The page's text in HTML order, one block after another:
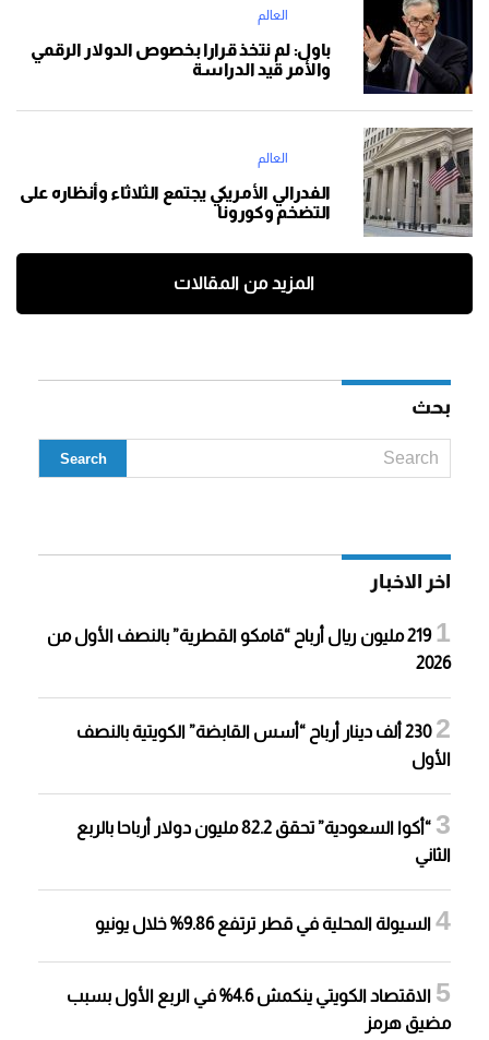
العالم
باول: لم نتخذ قرارا بخصوص الدولار الرقمي
والأمر قيد الدراسة
العالم
الفدرالي الأمريكي يجتمع الثلاثاء وأنظاره على
التضخم وكورونا
المزيد من المقالات
بحث
اخر الاخبار
219 مليون ريال أرباح “قامكو القطرية” بالنصف الأول من
2026
230 ألف دينار أرباح “أسس القابضة” الكويتية بالنصف
الأول
“أكوا السعودية” تحقق 82.2 مليون دولار أرباحا بالربع
الثاني
السيولة المحلية في قطر ترتفع 9.86% خلال يونيو
الاقتصاد الكويتي ينكمش 4.6% في الربع الأول بسبب
مضيق هرمز